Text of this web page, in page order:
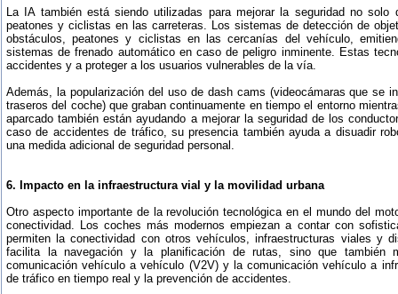
La IA también está siendo utilizadas para mejorar la seguridad no
peatones y ciclistas en las carreteras. Los sistemas de detección de
obstáculos, peatones y ciclistas en las cercanías del vehículo,
sistemas de frenado automático en caso de peligro inminente. Estas
accidentes y a proteger a los usuarios vulnerables de la vía.
Además, la popularización del uso de dash cams (videocámaras que se
traseros del coche) que graban continuamente en tiempo el entorno
aparcado también están ayudando a mejorar la seguridad de los
caso de accidentes de tráfico, su presencia también ayuda a disuadir
una medida adicional de seguridad personal.
6. Impacto en la infraestructura vial y la movilidad urbana
Otro aspecto importante de la revolución tecnológica en el mundo del
conectividad. Los coches más modernos empiezan a contar con
permiten la conectividad con otros vehículos, infraestructuras viales y
facilita la navegación y la planificación de rutas, sino que también
comunicación vehículo a vehículo (V2V) y la comunicación vehículo a
de tráfico en tiempo real y la prevención de accidentes.